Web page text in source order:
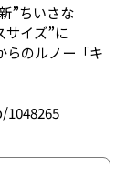
”ちいさな
サイズ”に
らのルノー「キ